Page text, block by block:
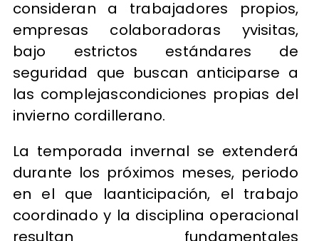
consideran a trabajadores propios,
empresas colaboradoras yvisitas,
bajo estrictos estándares de
seguridad que buscan anticiparse a
las complejascondiciones propias del
invierno cordillerano.
La temporada invernal se extenderá
durante los próximos meses, periodo
en el que laanticipación, el trabajo
coordinado y la disciplina operacional
resultan fundamentales